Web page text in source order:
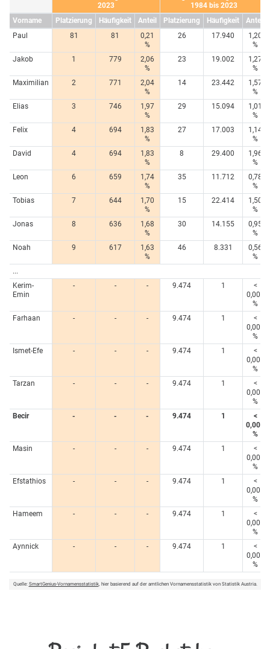
2023
1984 bis 2023
Vorname
Platzierung Häufigkeit Anteil Platzierung Häufigkeit
Anteil
Paul
81 81
0,21
%
26 17.940
1,20
%
Jakob
1 779
2,06
%
23 19.002
1,27
%
Maximilian
2 771
2,04
%
14 23.442
1,57
%
Elias
3 746
1,97
%
29 15.094
1,01
%
Felix
4 694
1,83
%
27 17.003
1,14
%
David
4 694
1,83
%
8 29.400
1,96
%
Leon
6 659
1,74
%
35 11.712
0,78
%
Tobias
7 644
1,70
%
15 22.414
1,50
%
Jonas
8 636
1,68
%
30 14.155
0,95
%
Noah
9 617
1,63
%
46 8.331
0,56
%
...
Kerim-
Emin
- - - 9.474 1
<
0,005
%
Farhaan
- - - 9.474 1
<
0,005
%
Ismet-Efe
- - - 9.474 1
<
0,005
%
Tarzan
- - - 9.474 1
<
0,005
%
Becir
- - - 9.474 1
<
0,005
%
Masin
- - - 9.474 1
<
0,005
%
Efstathios
- - - 9.474 1
<
0,005
%
Hameem
- - - 9.474 1
<
0,005
%
Aynnick
- - - 9.474 1
<
0,005
%
Quelle: SmartGenius-Vornamensstatistik, hier basierend auf der amtlichen Vornamensstatistik von Statistik Austria.